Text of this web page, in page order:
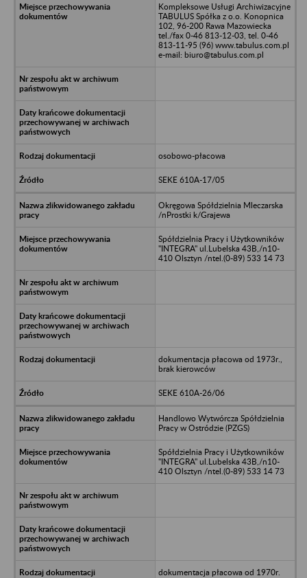
Kompleksowe Usługi Archiwizacyjne
TABULUS Spółka z o.o. Konopnica
102, 96-200 Rawa Mazowiecka
tel./fax 0-46 813-12-03, tel. 0-46
813-11-95 (96) www.tabulus.com.pl
e-mail: biuro@tabulus.com.pl
osobowo-płacowa
SEKE 610A-17/05
Okręgowa Spółdzielnia Mleczarska
/nProstki k/Grajewa
Spółdzielnia Pracy i Użytkowników
"INTEGRA" ul.Lubelska 43B,/n10-
410 Olsztyn /ntel.(0-89) 533 14 73
dokumentacja płacowa od 1973r.,
brak kierowców
SEKE 610A-26/06
Handlowo Wytwórcza Spółdzielnia
Pracy w Ostródzie (PZGS)
Spółdzielnia Pracy i Użytkowników
"INTEGRA" ul.Lubelska 43B,/n10-
410 Olsztyn /ntel.(0-89) 533 14 73
dokumentacja płacowa od 1970r.